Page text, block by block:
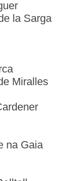
la Sarga
Miralles
na Gaia